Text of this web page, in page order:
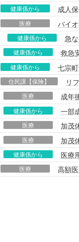
健康係から
成人
医療
バイ
健康係から
急
健康係から
救急
健康係から
七宗
住民課【保険】
リ
医療
成年
健康係から
一部
医療
加茂
医療
加茂
健康係から
医療
医療 高額